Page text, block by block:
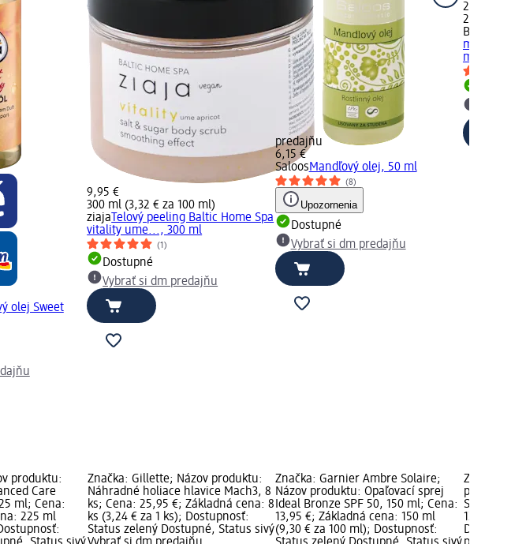
olej Sweet
9,95 €
300 ml (3,32 € za 100 ml)
ziaja Telový peeling Baltic Home Spa
vitality ume..., 300 ml
(1)
Dostupné
Vybrať si dm predajňu
predajňu
6,15 €
SaloosMandľový olej, 50 ml
(8)
Upozornenia
Dostupné
Vybrať si dm predajňu
2,15 €
200 ml
Balea
mlieko s
ml
produktu:
Care
ml; Cena:
225 ml
Značka: Gillette; Názov produktu:
Náhradné holiace hlavice Mach3, 8
ks; Cena: 25,95 €; Základná cena: 8
ks (3,24 € za 1 ks); Dostupnosť:
Status zelený Dostupné, Status sivý
Značka: Garnier Ambre Solaire;
Názov produktu: Opaľovací sprej
Ideal Bronze SPF 50, 150 ml; Cena:
13,95 €; Základná cena: 150 ml
(9,30 € za 100 ml); Dostupnosť:
Značka:
produktu:
Satin - 635
12,95 €;
Dostupné,